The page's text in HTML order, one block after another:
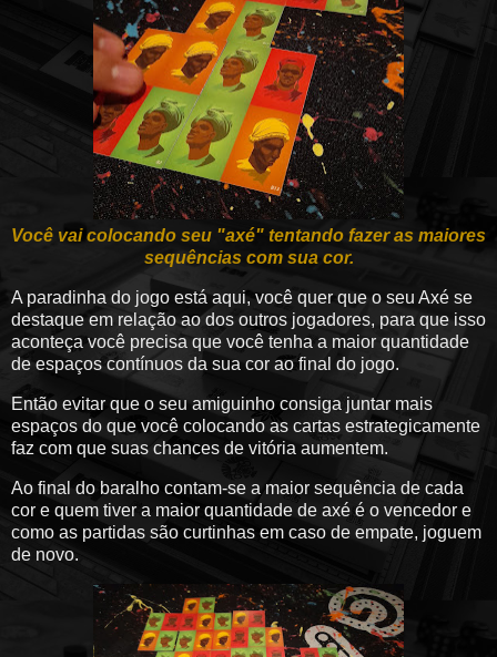
Você vai colocando seu "axé" tentando fazer as maiores
sequências com sua cor.
A paradinha do jogo está aqui, você quer que o seu Axé se
destaque em relação ao dos outros jogadores, para que isso
aconteça você precisa que você tenha a maior quantidade
de espaços contínuos da sua cor ao final do jogo.
Então evitar que o seu amiguinho consiga juntar mais
espaços do que você colocando as cartas estrategicamente
faz com que suas chances de vitória aumentem.
Ao final do baralho contam-se a maior sequência de cada
cor e quem tiver a maior quantidade de axé é o vencedor e
como as partidas são curtinhas em caso de empate, joguem
de novo.